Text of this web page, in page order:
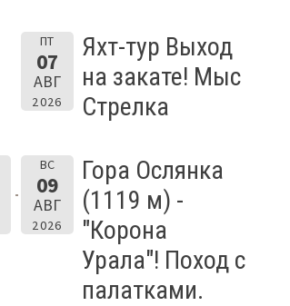
ПТ
07
АВГ
2026
Яхт-тур Выход
на закате! Мыс
Стрелка
ВС
09
АВГ
2026
Гора Ослянка
(1119 м) -
"Корона
Урала"! Поход с
палатками.